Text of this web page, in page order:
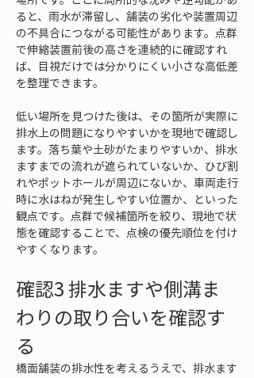
ると、雨水が滞留し、舗装の劣化や装置周辺
の不具合につながる可能性があります。点群
で伸縮装置前後の高さを連続的に確認すれ
ば、目視だけでは分かりにくい小さな高低差
を整理できます。
低い場所を見つけた後は、その箇所が実際に
排水上の問題になりやすいかを現地で確認し
ます。落ち葉や土砂がたまりやすいか、排水
ますまでの流れが遮られていないか、ひび割
れやポットホールが周辺にないか、車両走行
時に水はねが発生しやすい位置か、といった
観点です。点群で候補箇所を絞り、現地で状
態を確認することで、点検の優先順位を付け
やすくなります。
確認3 排水ますや側溝ま
わりの取り合いを確認す
る
橋面舗装の排水性を考えるうえで、排水ます